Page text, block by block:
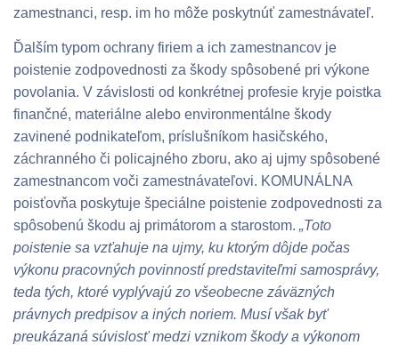
zamestnanci, resp. im ho môže poskytnúť zamestnávateľ.
Ďalším typom ochrany firiem a ich zamestnancov je
poistenie zodpovednosti za škody spôsobené pri výkone
povolania. V závislosti od konkrétnej profesie kryje poistka
finančné, materiálne alebo environmentálne škody
zavinené podnikateľom, príslušníkom hasičského,
záchranného či policajného zboru, ako aj ujmy spôsobené
zamestnancom voči zamestnávateľovi. KOMUNÁLNA
poisťovňa poskytuje špeciálne poistenie zodpovednosti za
spôsobenú škodu aj primátorom a starostom. „Toto
poistenie sa vzťahuje na ujmy, ku ktorým dôjde počas
výkonu pracovných povinností predstaviteľmi samosprávy,
teda tých, ktoré vyplývajú zo všeobecne záväzných
právnych predpisov a iných noriem. Musí však byť
preukázaná súvislosť medzi vznikom škody a výkonom